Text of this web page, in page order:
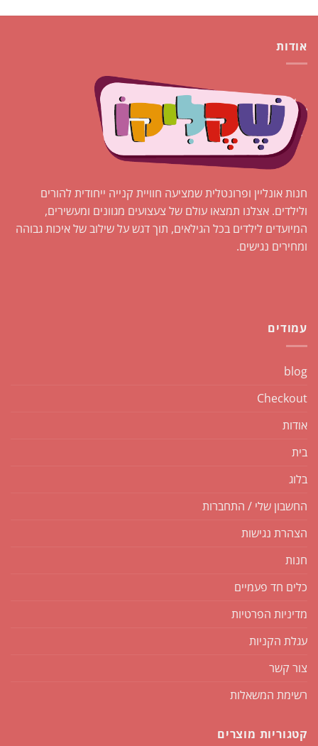
אודות
חנות אונליין ופרונטלית שמציעה חוויית קנייה ייחודית להורים
ולילדים. אצלנו תמצאו עולם של צעצועים מגוונים ומעשירים,
המיועדים לילדים בכל הגילאים, תוך דגש על שילוב של איכות גבוהה
ומחירים נגישים.
עמודים
blog
Checkout
אודות
בית
בלוג
החשבון שלי / התחברות
הצהרת נגישות
חנות
כלים חד פעמיים
מדיניות הפרטיות
עגלת הקניות
צור קשר
רשימת המשאלות
קטגוריות מוצרים